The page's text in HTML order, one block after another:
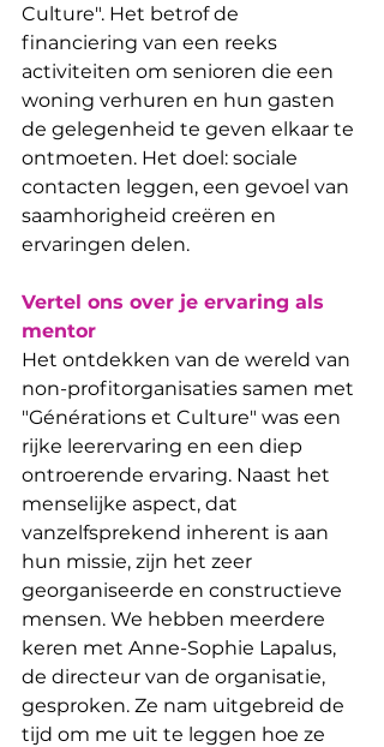
Culture". Het betrof de
financiering van een reeks
activiteiten om senioren die een
woning verhuren en hun gasten
de gelegenheid te geven elkaar te
ontmoeten. Het doel: sociale
contacten leggen, een gevoel van
saamhorigheid creëren en
ervaringen delen.
Vertel ons over je ervaring als
mentor
Het ontdekken van de wereld van
non-profitorganisaties samen met
"Générations et Culture" was een
rijke leerervaring en een diep
ontroerende ervaring. Naast het
menselijke aspect, dat
vanzelfsprekend inherent is aan
hun missie, zijn het zeer
georganiseerde en constructieve
mensen. We hebben meerdere
keren met Anne-Sophie Lapalus,
de directeur van de organisatie,
gesproken. Ze nam uitgebreid de
tijd om me uit te leggen hoe ze